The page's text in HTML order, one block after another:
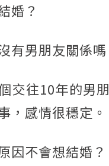
婚？
有男朋友關係嗎
交往10年的男
，感情很穩定。
因不會想結婚？